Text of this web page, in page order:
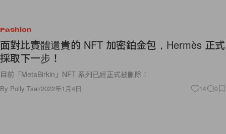
Fashion
面對比實體還貴的 NFT 加密鉑金包，Hermès 正式
採取下一步！
目前「MetaBirkin」NFT 系列已經正式被刪除！
By Polly Tsai/2022年1月4日 14 0